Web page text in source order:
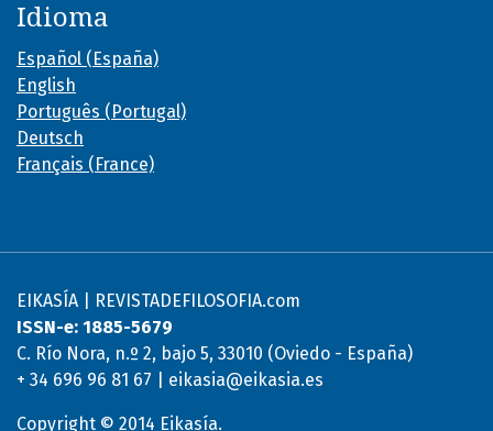
Idioma
Español (España)
English
Português (Portugal)
Deutsch
Français (France)
EIKASÍA | REVISTADEFILOSOFIA.com
ISSN-e: 1885-5679
C. Río Nora, n.º 2, bajo 5, 33010 (Oviedo - España)
+ 34 696 96 81 67 | eikasia@eikasia.es
Copyright © 2014 Eikasía.